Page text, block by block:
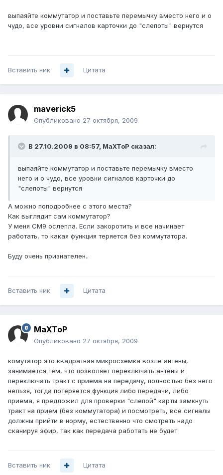
выпаяйте коммутатор и поставьте перемычку вместо него и о
чудо, все уровни сигналов карточки до "слепоты" вернутся
Вставить ник Цитата
maverick5
Опубликовано 27 октября, 2009
В 27.10.2009 в 08:57, MaXToP сказал:
выпаяйте коммутатор и поставьте перемычку вместо
него и о чудо, все уровни сигналов карточки до
"слепоты" вернутся
А можно поподробнее с этого места?
Как выглядит сам коммутатор?
У меня СМ9 ослепла. Если закоротить и все начинает
работать, то какая функция теряется без коммутатора.
Буду очень признателен..
Вставить ник Цитата
MaXToP
Опубликовано 27 октября, 2009
комутатор это квадратная микросхемка возле антены,
занимается тем, что позволяет переключать антены и
переключать тракт с приема на передачу, полностью без него
нельзя, тогда потеряется функция либо передачи, либо
приема, я предложил для проверки "слепой" карты замкнуть
тракт на прием (без коммутатора) и посмотреть, все сигналы
должны прийти в норму, естественно что смотреть надо
сканируя эфир, так как передача работать не будет
Вставить ник Цитата